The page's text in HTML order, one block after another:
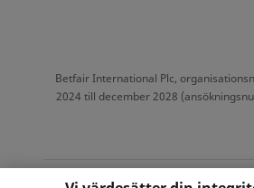
Betfair International Plc,
2024 till december 2028